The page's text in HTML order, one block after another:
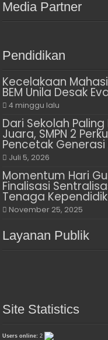
Media Partner
Pendidikan
Kecelakaan
BEM Unila Desak
4 minggu lalu
Dari Sekolah
Juara, SMPN 2
Pencetak Generasi
Juli 5, 2026
Momentum Hari
Finalisasi
Tenaga
November 25, 2025
Layanan Publik
Site Statistics
Users online:2